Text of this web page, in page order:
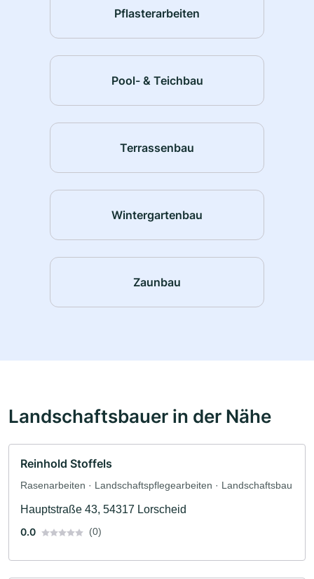
Pflasterarbeiten
Pool- & Teichbau
Terrassenbau
Wintergartenbau
Zaunbau
Landschaftsbauer in der Nähe
Reinhold Stoffels
Rasenarbeiten · Landschaftspflegearbeiten · Landschaftsbau
Hauptstraße 43, 54317 Lorscheid
0.0
(0)